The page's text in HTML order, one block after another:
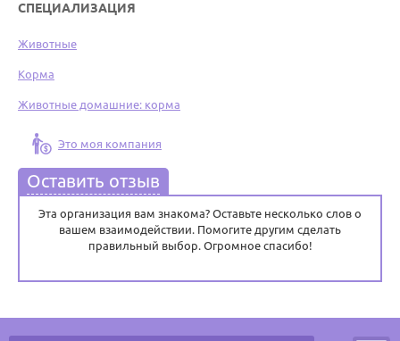
СПЕЦИАЛИЗАЦИЯ
Животные
Корма
Животные домашние: корма
Это моя компания
Оставить отзыв
Эта организация вам знакома? Оставьте несколько слов о
вашем взаимодействии. Помогите другим сделать
правильный выбор. Огромное спасибо!